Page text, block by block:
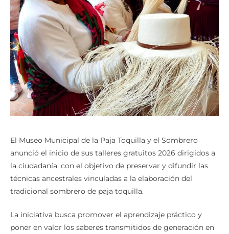
El Museo Municipal de la Paja Toquilla y el Sombrero
anunció el inicio de sus talleres gratuitos 2026 dirigidos a
la ciudadanía, con el objetivo de preservar y difundir las
técnicas ancestrales vinculadas a la elaboración del
tradicional sombrero de paja toquilla.
La iniciativa busca promover el aprendizaje práctico y
poner en valor los saberes transmitidos de generación en